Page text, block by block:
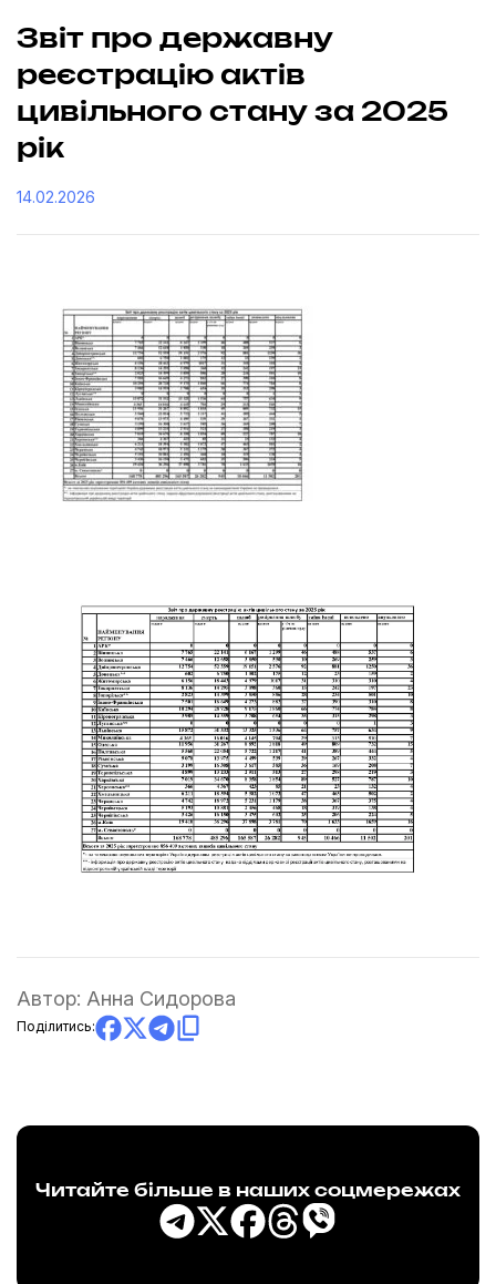
Звіт про державну
реєстрацію актів
цивільного стану за 2025
рік
14.02.2026
Автор: Анна Сидорова
Поділитись:
Читайте більше в наших соцмережах